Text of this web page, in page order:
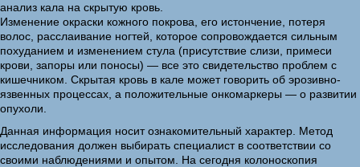
анализ кала на скрытую кровь.
Изменение окраски кожного покрова, его истончение, потеря
волос, расслаивание ногтей, которое сопровождается сильным
похуданием и изменением стула (присутствие слизи, примеси
крови, запоры или поносы) — все это свидетельство проблем с
кишечником. Скрытая кровь в кале может говорить об эрозивно-
язвенных процессах, а положительные онкомаркеры — о развитии
опухоли.
Данная информация носит ознакомительный характер. Метод
исследования должен выбирать специалист в соответствии со
своими наблюдениями и опытом. На сегодня колоноскопия